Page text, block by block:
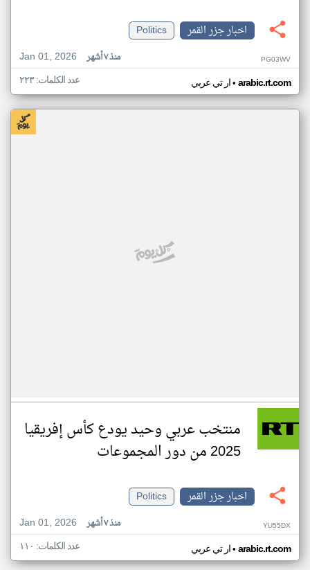
اخبار جزر القمر
Politics
Jan 01, 2026
منذ ٧ أشهر PG03WV
ار تي عربي• arabic.rt.com عدد الكلمات: ٢٢٣
منتخب عربي وحيد يودع كأس إفريقيا
2025 من دور المجموعات
اخبار جزر القمر
Politics
Jan 01, 2026
منذ ٧ أشهر YU55DX
ار تي عربي• arabic.rt.com عدد الكلمات: ١١٠